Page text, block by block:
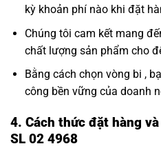
kỳ khoản phí nào khi đặt
Chúng tôi cam kết mang
chất lượng sản phẩm cho
Bằng cách chọn vòng bi ,
công bền vững của doanh
4. Cách thức đặt hàng
SL 02 4968